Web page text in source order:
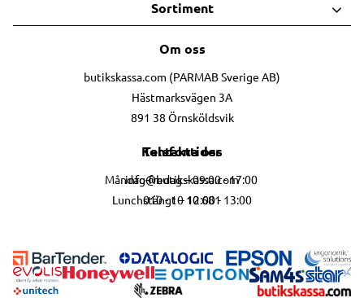
Om oss
butikskassa.com (PARMAB Sverige AB)
Hästmarksvägen 3A
891 38 Örnsköldsvik
Kontakta oss
info@butikskassa.com
010 - 10 10 681
Telefontider
Måndag-fredag – 09:00 - 17:00
Lunchstängt – 12:00 - 13:00
Sortiment